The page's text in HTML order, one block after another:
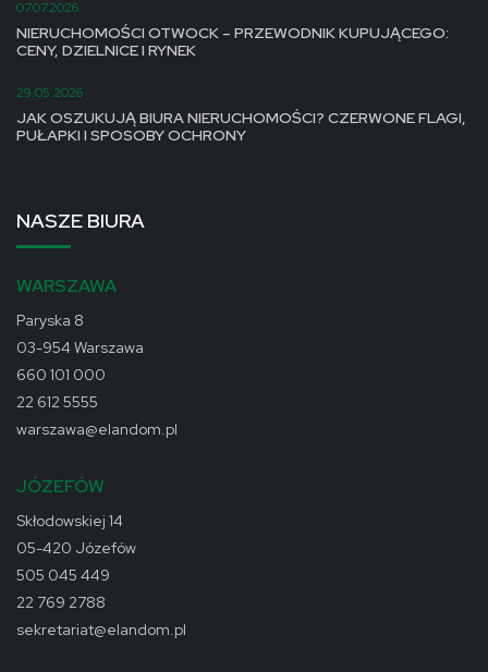
07.07.2026
NIERUCHOMOŚCI OTWOCK – PRZEWODNIK KUPUJĄCEGO:
CENY, DZIELNICE I RYNEK
29.05.2026
JAK OSZUKUJĄ BIURA NIERUCHOMOŚCI? CZERWONE FLAGI,
PUŁAPKI I SPOSOBY OCHRONY
NASZE BIURA
WARSZAWA
Paryska 8
03-954 Warszawa
660 101 000
22 612 5555
warszawa@elandom.pl
JÓZEFÓW
Skłodowskiej 14
05-420 Józefów
505 045 449
22 769 2788
sekretariat@elandom.pl